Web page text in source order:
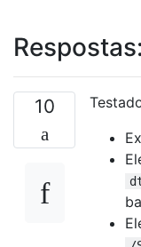
Respostas:
10